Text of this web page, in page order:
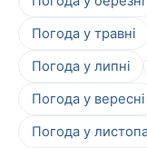
Погода у травні
Погода у липні
Погода у вересні
Погода у